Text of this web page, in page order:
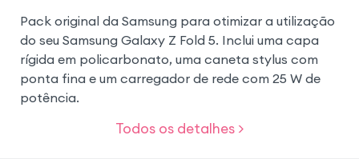
Pack original da Samsung para otimizar a utilização
do seu Samsung Galaxy Z Fold 5. Inclui uma capa
rígida em policarbonato, uma caneta stylus com
ponta fina e um carregador de rede com 25 W de
potência.
Todos os detalhes >